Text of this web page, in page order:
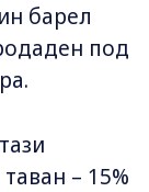
барел
под
– 15%